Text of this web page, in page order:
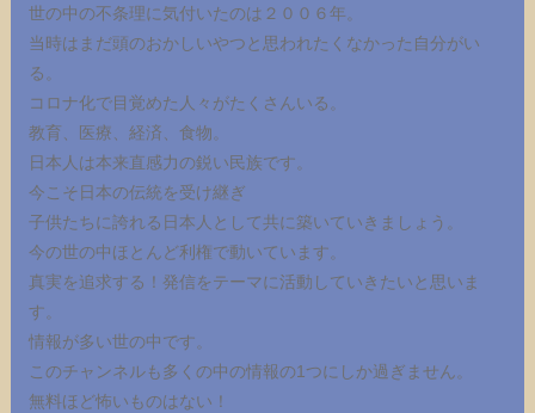
世の中の不条理に気付いたのは２００６年。
当時はまだ頭のおかしいやつと思われたくなかった自分がい
る。
コロナ化で目覚めた人々がたくさんいる。
教育、医療、経済、食物。
日本人は本来直感力の鋭い民族です。
今こそ日本の伝統を受け継ぎ
子供たちに誇れる日本人として共に築いていきましょう。
今の世の中ほとんど利権で動いています。
真実を追求する！発信をテーマに活動していきたいと思いま
す。
情報が多い世の中です。
このチャンネルも多くの中の情報の1つにしか過ぎません。
無料ほど怖いものはない！